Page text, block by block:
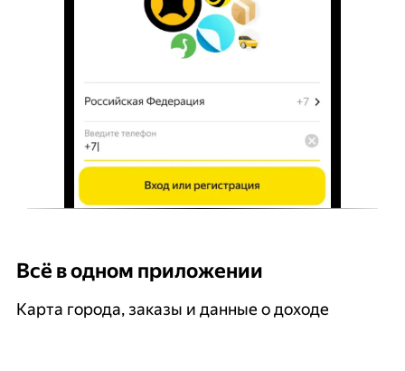
Всё в одном приложении
Карта города, заказы и данные о доходе